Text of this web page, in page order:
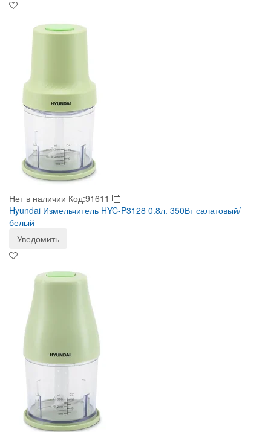
Нет в наличии Код:91611
Hyundai Измельчитель HYC-P3128 0.8л. 350Вт салатовый/
белый
Уведомить